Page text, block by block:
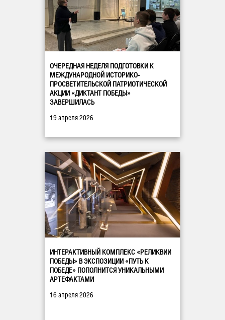
ОЧЕРЕДНАЯ НЕДЕЛЯ ПОДГОТОВКИ К
МЕЖДУНАРОДНОЙ ИСТОРИКО-
ПРОСВЕТИТЕЛЬСКОЙ ПАТРИОТИЧЕСКОЙ
АКЦИИ «ДИКТАНТ ПОБЕДЫ»
ЗАВЕРШИЛАСЬ
19 апреля 2026
ИНТЕРАКТИВНЫЙ КОМПЛЕКС «РЕЛИКВИИ
ПОБЕДЫ» В ЭКСПОЗИЦИИ «ПУТЬ К
ПОБЕДЕ» ПОПОЛНИТСЯ УНИКАЛЬНЫМИ
АРТЕФАКТАМИ
16 апреля 2026